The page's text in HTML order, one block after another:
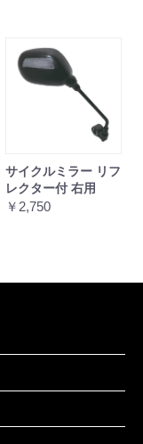
サイクルミラー リフ
レクター付 右用
￥2,750